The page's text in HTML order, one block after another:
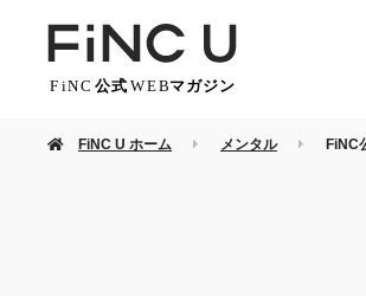
FiNC U ホーム メンタル FiNC